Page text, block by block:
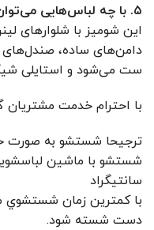
۵. با چه لباس‌هایی می‌توان آن را ست کرد؟
این شومیز با شلوارهای
دامن‌های ساده، صندل‌های
ست می‌شود و استایلی
با احترام خدمت مشتریان
ترجیحا شستشو به صورت
سانتیگراد
با کمترين زمان
دست شسته شود.